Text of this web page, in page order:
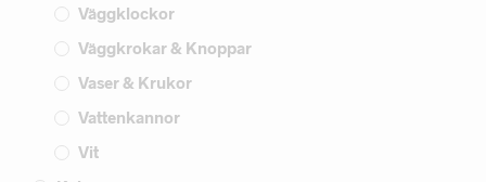
Väggklockor
Väggkrokar & Knoppar
Vaser & Krukor
Vattenkannor
Vit